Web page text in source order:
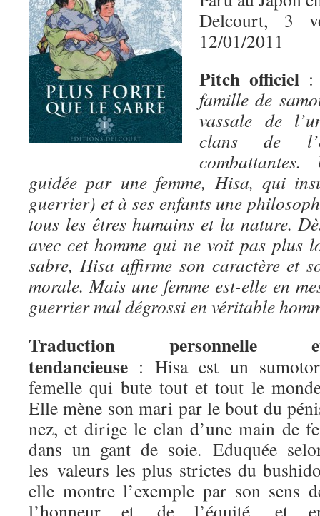
Delcourt, 3
12/01/2011
Pitch officiel
famille de
vassale de
clans de
guidée par une femme, Hisa, qui
guerrier) et à ses enfants une
tous les êtres humains et la nature.
avec cet homme qui ne voit pas plus
sabre, Hisa affirme son caractère et
morale. Mais une femme est-elle en
guerrier mal dégrossi en véritable
Traduction personnelle
tendancieuse : Hisa est un
femelle qui bute tout et tout le
Elle mène son mari par le bout du
nez, et dirige le clan d’une main de
dans un gant de soie. Eduquée
les valeurs les plus strictes du
elle montre l’exemple par son sens
l’honneur et de l’équité, et